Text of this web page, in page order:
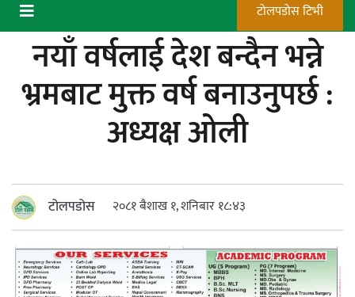
टोलपडोस टिभी
कन्चटमा पेस्तोल तेर्सिँदा पनि प्रयोग गर्न
सक्दैनन् डिएफओले गोली चलाउने अधिकार
न्याय सुनिश्चित गर्न सुरक्षा निकायको दायित्व
महत्त्वपूर्ण हुन्छ : मेयर मण्डल
नयाँ वर्षलाई देश बन्दैन भन्ने
भ्रमबाट मुक्त वर्ष बनाउनुपर्छ :
अध्यक्ष ओली
टोलपडोस २०८१ बैशाख १, शनिबार १८:४३